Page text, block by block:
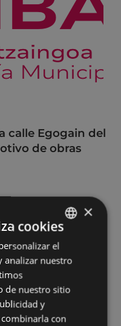
calle Egogain del
de obras
BASQUE
SPANISH
×
cookies
el
analizar nuestro
de nuestro sitio
y
con